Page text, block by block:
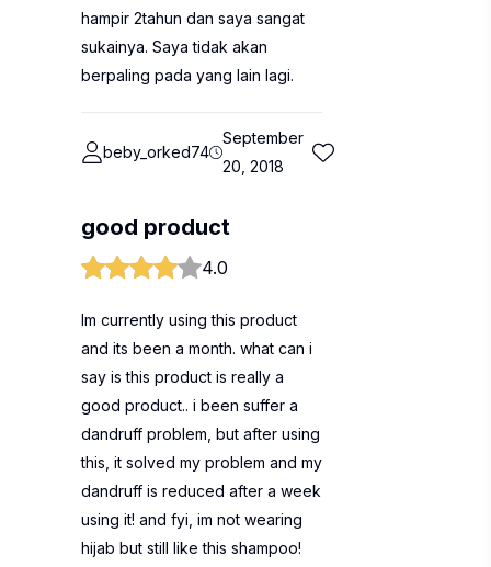
hampir 2tahun dan saya sangat
sukainya. Saya tidak akan
berpaling pada yang lain lagi.
beby_orked74
September
20, 2018
good product
4.0
Im currently using this product
and its been a month. what can i
say is this product is really a
good product.. i been suffer a
dandruff problem, but after using
this, it solved my problem and my
dandruff is reduced after a week
using it! and fyi, im not wearing
hijab but still like this shampoo!